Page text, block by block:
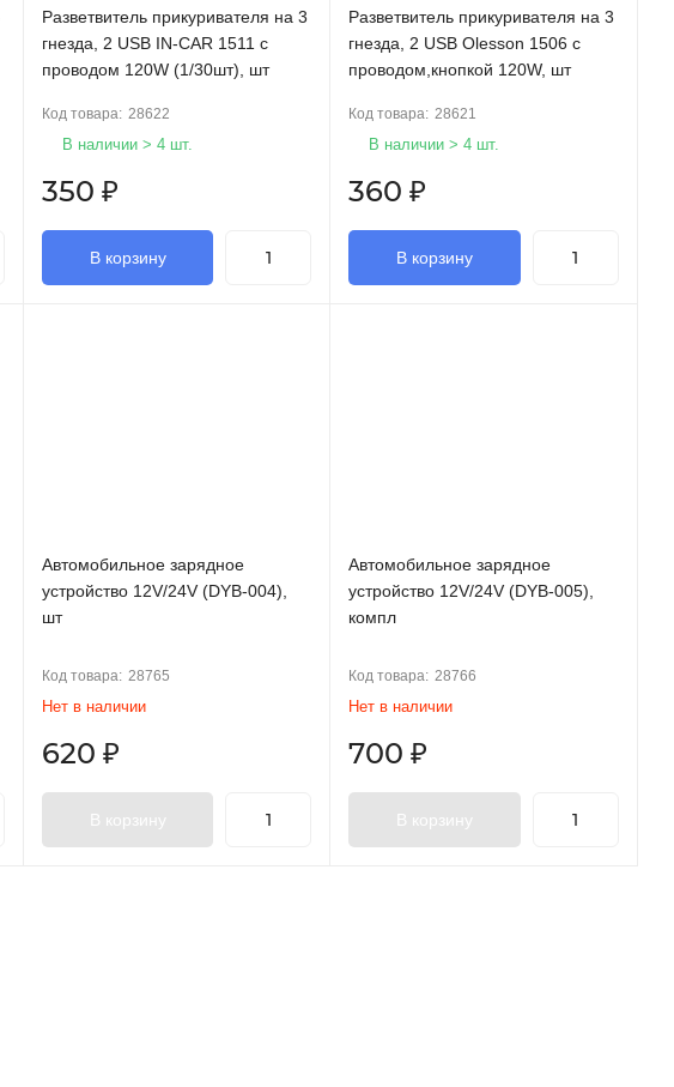
Разветвитель прикуривателя на 3
гнезда, 2 USB IN-CAR 1511 с
проводом 120W (1/30шт), шт
Код товара: 28622
В наличии > 4 шт.
350 ₽
В корзину
Разветвитель прикуривателя на 3
гнезда, 2 USB Olesson 1506 с
проводом,кнопкой 120W, шт
Код товара: 28621
В наличии > 4 шт.
360₽
В корзину
Автомобильное зарядное
устройство 12V/24V (DYB-004),
шт
Код товара: 28765
Нет в наличии
620 ₽
В корзину
Автомобильное зарядное
устройство 12V/24V (DYB-005),
компл
Код товара: 28766
Нет в наличии
700₽
В корзину